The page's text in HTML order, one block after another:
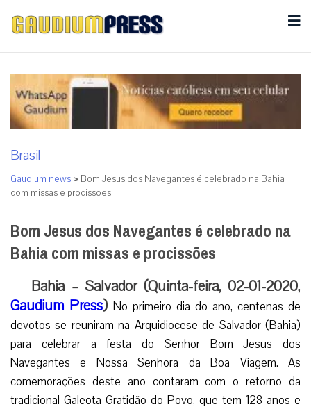
Brasil
Gaudium news > Bom Jesus dos Navegantes é celebrado na Bahia
com missas e procissões
Bom Jesus dos Navegantes é celebrado na
Bahia com missas e procissões
Bahia – Salvador (Quinta-feira, 02-01-2020,
Gaudium Press) No primeiro dia do ano, centenas de
devotos se reuniram na Arquidiocese de Salvador (Bahia)
para celebrar a festa do Senhor Bom Jesus dos
Navegantes e Nossa Senhora da Boa Viagem. As
comemorações deste ano contaram com o retorno da
tradicional Galeota Gratidão do Povo, que tem 128 anos e